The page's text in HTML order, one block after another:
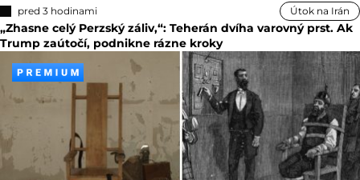
pred 3 hodinami Útok na Irán
„Zhasne celý Perzský záliv,“: Teherán dvíha varovný prst. Ak
Trump zaútočí, podnikne rázne kroky